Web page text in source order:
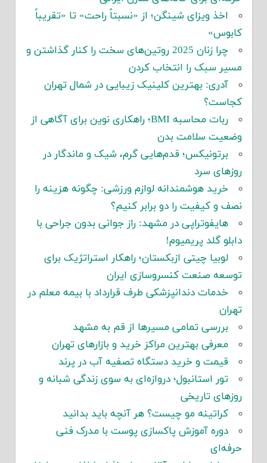
اخذ ویزای شینگن؛ از «نسبتاً راحت» تا «تقریباً
کابوس»
چرا زنان 2025 روتین‌های سخت را کنار گذاشتن و
مسیر سبک را انتخاب کردن
آدری: بهترین کلینیک زیبایی در شمال تهران
کجاست؟
ربات محاسبه BMI؛ راهکاری نوین برای آگاهی از
وضعیت سلامت بدن
برتونیکس؛ قدم‌هایی گرم، شیک و ماندگار در
روزهای سرد
خرید هوشمندانه لوازم ورزشی: چگونه هزینه را
نصف و کیفیت را دو برابر کنیم؟
هایفوتراپی در مشهد: راز جوانی بدون جراحی با
دابلو گلد پریمیوم!
لوبیا چیتی ازبکستان؛ راهکار استراتژیک برای
توسعه صنعت کنسروسازی ایران
خدمات دندانپزشکی طرف قرارداد با بیمه معلم در
تهران
بررسی تمامی مسیرها از قم به مشهد
معرفی بهترین مراکز خرید و بازارهای تهران
قیمت و خرید دستگاه تصفیه آب در پرند
تور استانبول؛ دروازه‌ای به سوی زندگی شبانه و
روزهای تاریخی
کراتینه مو چیست؟ هر آنچه باید بدانید
دوره آموزش پاکسازی پوست با مدرک فنی
حرفه‌ای